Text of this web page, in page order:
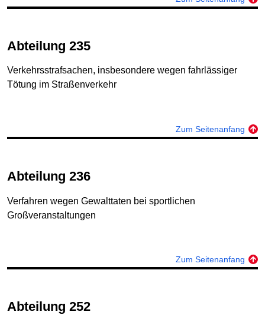
Abteilung 235
Verkehrsstrafsachen, insbesondere wegen fahrlässiger
Tötung im Straßenverkehr
Zum Seitenanfang
Abteilung 236
Verfahren wegen Gewalttaten bei sportlichen
Großveranstaltungen
Zum Seitenanfang
Abteilung 252